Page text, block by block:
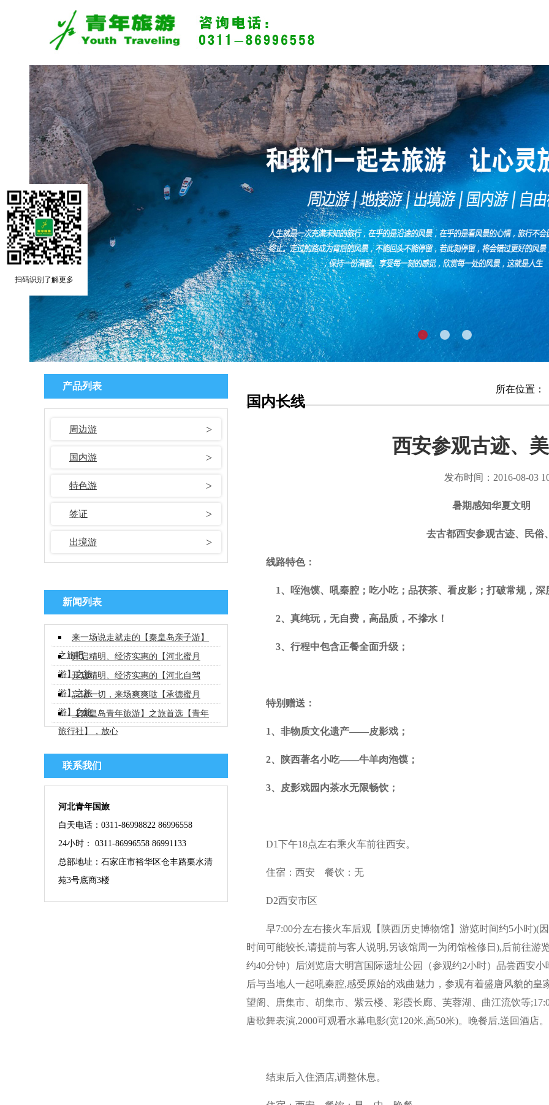
旅游资讯 景区资讯 旅游攻略 旅游分类 出境游 网站首页 公司简介 最新
热门推荐
产品列表
周边游
国内游
特色游
签证
出境游
新闻列表
来一场说走就走的【秦皇岛亲子游】
之旅吧开启精明、经济实惠的【河北蜜月
游】之旅
开启精明、经济实惠的【河北自驾
游】之旅
忘记一切，来场爽爽哒【承德蜜月
游】之旅
【秦皇岛青年旅游】之旅首选【青年
旅行社】，放心
联系我们
河北青年国旅
白天电话：0311-86998822 86996558
24小时： 0311-86996558 86991133
总部地址：石家庄市裕华区仓丰路栗水清
苑3号底商3楼
国内长线
所在位置：
西安参观古迹、
发布时间：2016-08-03
暑期感知华
去古都西安参观古迹、民俗
线路特色：
1、咥泡馍、吼秦腔；吃小吃；品茯茶、看皮影；打破常规，深
2、真纯玩，无自费，高品质，不摻水！
3、行程中包含正餐全面升级；
特别赠送：
1、非物质文化遗产——皮影戏；
2、陕西著名小吃——牛羊肉泡馍；
3、皮影戏园内茶水无限畅饮；
D1下午18点左右乘火车前往西安。
住宿：西安 餐饮：无
D2西安市区
早7:00分左右接火车后观【陕西历史博物馆】游览时间约5小时)(
时间可能较长,请提前与客人说明,另该馆周一为闭馆检修日),后前往游
约40分钟）后浏览唐大明宫国际遗址公园（参观约2小时）品尝西安
后与当地人一起吼秦腔,感受原始的戏曲魅力，参观有着盛唐风貌的
望阁、唐集市、胡集市、紫云楼、彩霞长廊、芙蓉湖、曲江流饮等
唐歌舞表演,2000可观看水幕电影(宽120米,高50米)。晚餐后,送回酒店。
结束后入住酒店,调整休息。
扫码识别了解更多